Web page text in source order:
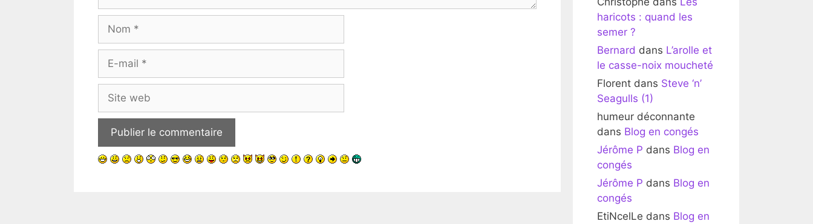
mail
web
haricots : quand les
semer ?
Bernard dans L’arolle et
le casse-noix moucheté
Florent dans Steve ‘n’
Seagulls (1)
humeur déconnante
dans Blog en congés
Jérôme P dans Blog en
congés
Jérôme P dans Blog en
congés
EtiNcelLe dans Blog en